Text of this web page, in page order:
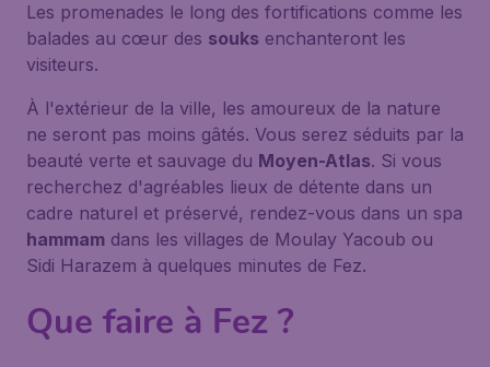
Les promenades le long des fortifications comme les
balades au cœur des souks enchanteront les
visiteurs.
À l'extérieur de la ville, les amoureux de la nature
ne seront pas moins gâtés. Vous serez séduits par la
beauté verte et sauvage du Moyen-Atlas. Si vous
recherchez d'agréables lieux de détente dans un
cadre naturel et préservé, rendez-vous dans un spa
hammam dans les villages de Moulay Yacoub ou
Sidi Harazem à quelques minutes de Fez.
Que faire à Fez ?